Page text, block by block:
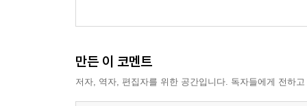
만든 이 코멘트
저자, 역자, 편집자를 위한 공간입니다. 독자들에게 전하